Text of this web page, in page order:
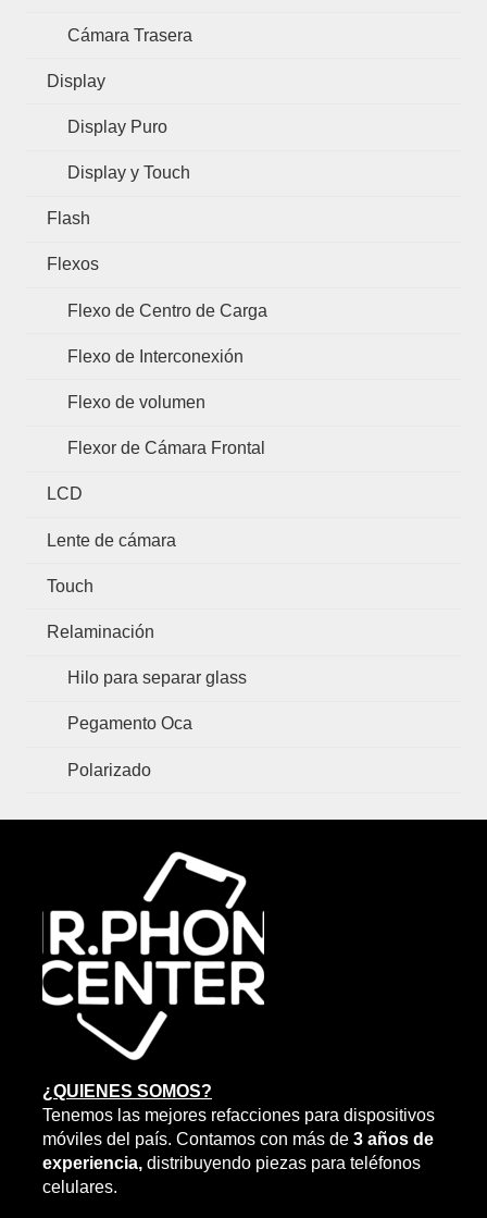
Cámara Trasera
Display
Display Puro
Display y Touch
Flash
Flexos
Flexo de Centro de Carga
Flexo de Interconexión
Flexo de volumen
Flexor de Cámara Frontal
LCD
Lente de cámara
Touch
Relaminación
Hilo para separar glass
Pegamento Oca
Polarizado
¿QUIENES SOMOS?
Tenemos las mejores refacciones para dispositivos
móviles del país. Contamos con más de 3 años de
experiencia, distribuyendo piezas para teléfonos
celulares.